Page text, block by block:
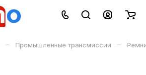
– Промышленные трансмиссии –